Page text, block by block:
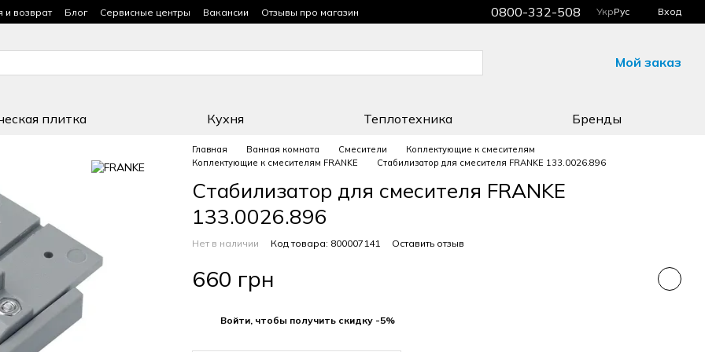
и возврат Блог Сервисные центры Вакансии
Отзывы про магазин
0800-332-508 УкрРус Вход
Мой заказ
плитка Кухня Теплотехника Бренды
Главная Ванная комната Смесители
Коплектующие к смесителям
Коплектующие к смесителям FRANKE
Стабилизатор для смесителя FRANKE 133.0026.896
Стабилизатор для смесителя FRANKE
133.0026.896
Нет в наличии Код товара: 800007141 Оставить отзыв
660 грн
Войти, чтобы получить скидку -5%